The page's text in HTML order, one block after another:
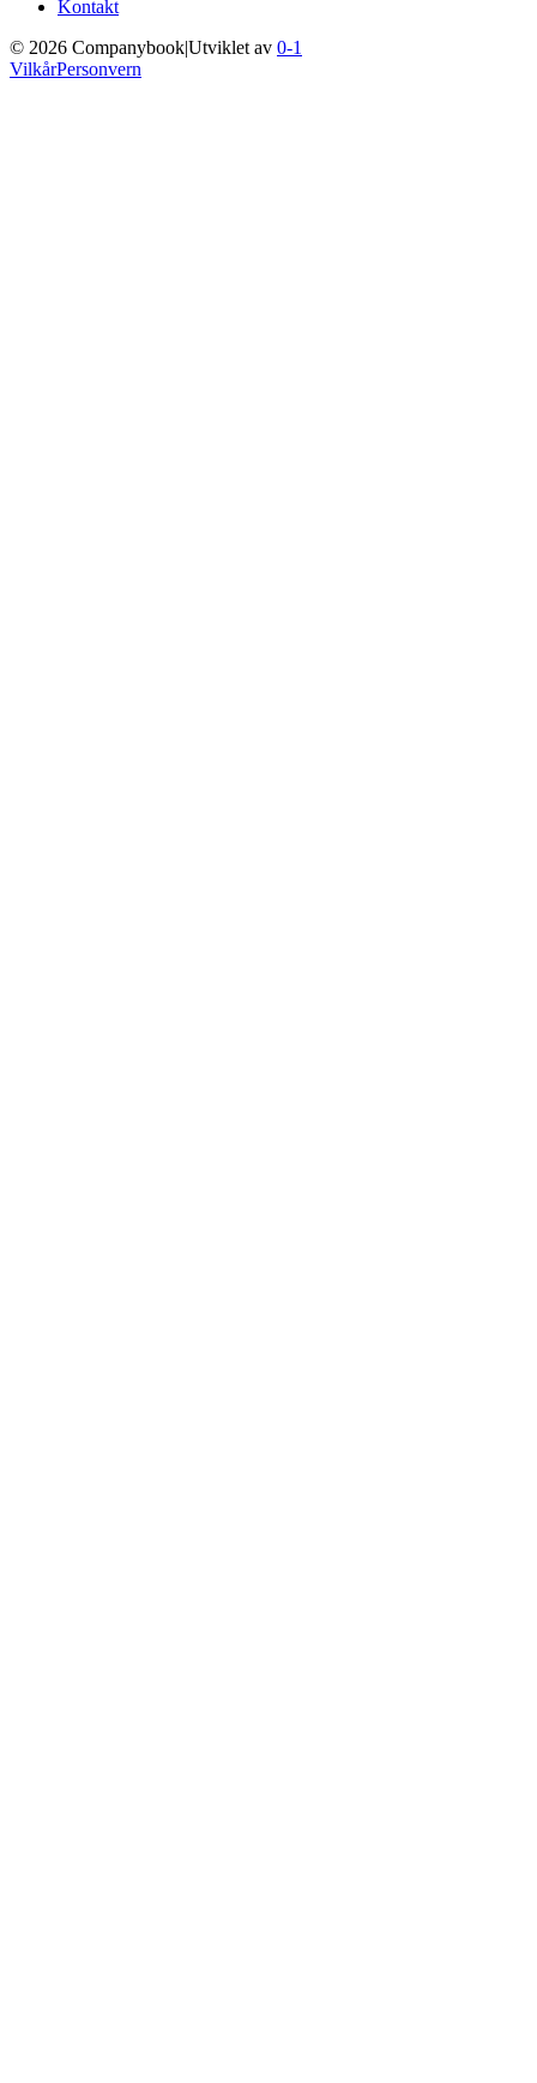
Kontakt
© 2026 Companybook|Utviklet av 0-1
VilkårPersonvern